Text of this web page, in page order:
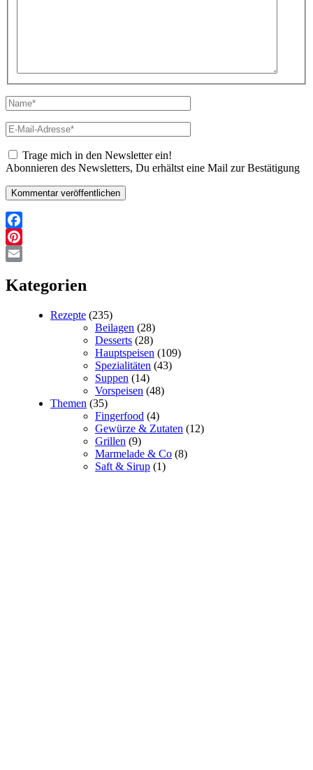
Name*
E-
Mail-
Adresse*
Trage mich in den Newsletter ein!
Abonnieren des Newsletters, Du erhältst eine Mail zur Bestätigung
Facebook
Pinterest
Kategorien
Rezepte (235)
Beilagen (28)
Desserts (28)
Hauptspeisen (109)
Spezialitäten (43)
Suppen (14)
Vorspeisen (48)
Themen (35)
Fingerfood (4)
Gewürze & Zutaten (12)
Grillen (9)
Marmelade & Co (8)
Saft & Sirup (1)